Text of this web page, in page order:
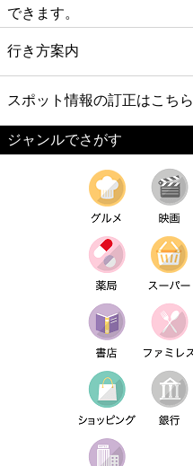
できます。
行き方案内
スポット情報の訂正はこちら
ジャンルでさがす